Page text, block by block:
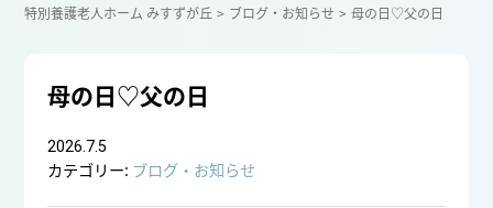
特別養護老人ホーム みすずが丘 ブログ・お知らせ 母の日♡父の日
母の日♡父の日
2026.7.5
カテゴリー: ブログ・お知らせ